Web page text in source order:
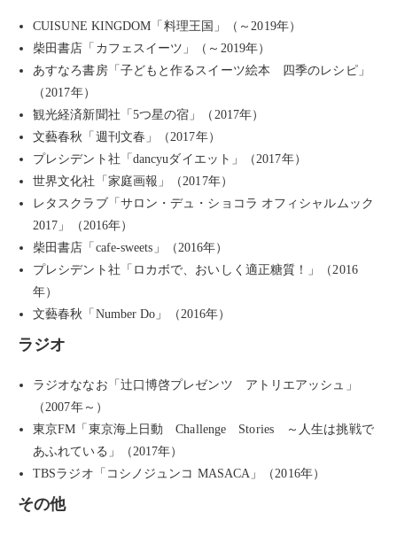
CUISUNE KINGDOM「料理王国」（～2019年）
柴田書店「カフェスイーツ」（～2019年）
あすなろ書房「子どもと作るスイーツ絵本 四季のレシピ」
（2017年）
観光経済新聞社「5つ星の宿」（2017年）
文藝春秋「週刊文春」（2017年）
プレシデント社「dancyuダイエット」（2017年）
世界文化社「家庭画報」（2017年）
レタスクラブ「サロン・デュ・ショコラ オフィシャルムック
2017」（2016年）
柴田書店「cafe-sweets」（2016年）
プレシデント社「ロカボで、おいしく適正糖質！」（2016
年）
文藝春秋「Number Do」（2016年）
ラジオ
ラジオななお「辻口博啓プレゼンツ アトリエアッシュ」
（2007年～）
東京FM「東京海上日動 Challenge Stories ～人生は挑戦で
あふれている」（2017年）
TBSラジオ「コシノジュンコ MASACA」（2016年）
その他